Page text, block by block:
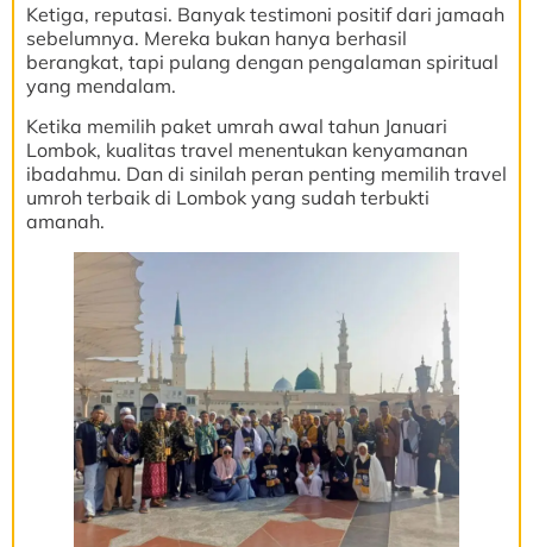
Ketiga, reputasi. Banyak testimoni positif dari jamaah
sebelumnya. Mereka bukan hanya berhasil
berangkat, tapi pulang dengan pengalaman spiritual
yang mendalam.
Ketika memilih paket umrah awal tahun Januari
Lombok, kualitas travel menentukan kenyamanan
ibadahmu. Dan di sinilah peran penting memilih travel
umroh terbaik di Lombok yang sudah terbukti
amanah.